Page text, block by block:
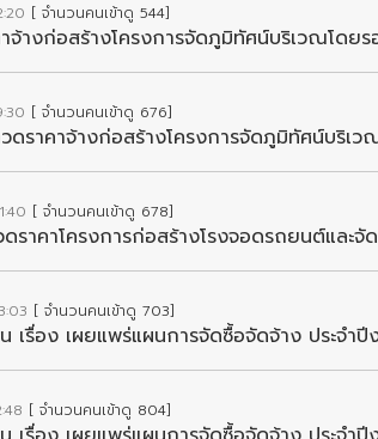
[ จำนวนคนเข้าดู 544]
จ้างก่อสร้างโครงการจัดภูมิทัศน์บริเวณโดย
[ จำนวนคนเข้าดู 676]
ดราคาจ้างก่อสร้างโครงการจัดภูมิทัศน์บริเ
[ จำนวนคนเข้าดู 678]
ดราคาโครงการก่อสร้างโรงจอดรถยนต์และ
[ จำนวนคนเข้าดู 703]
เรื่อง เผยแพร่แผนการจัดซื้อจัดจ้าง ประจำ
[ จำนวนคนเข้าดู 804]